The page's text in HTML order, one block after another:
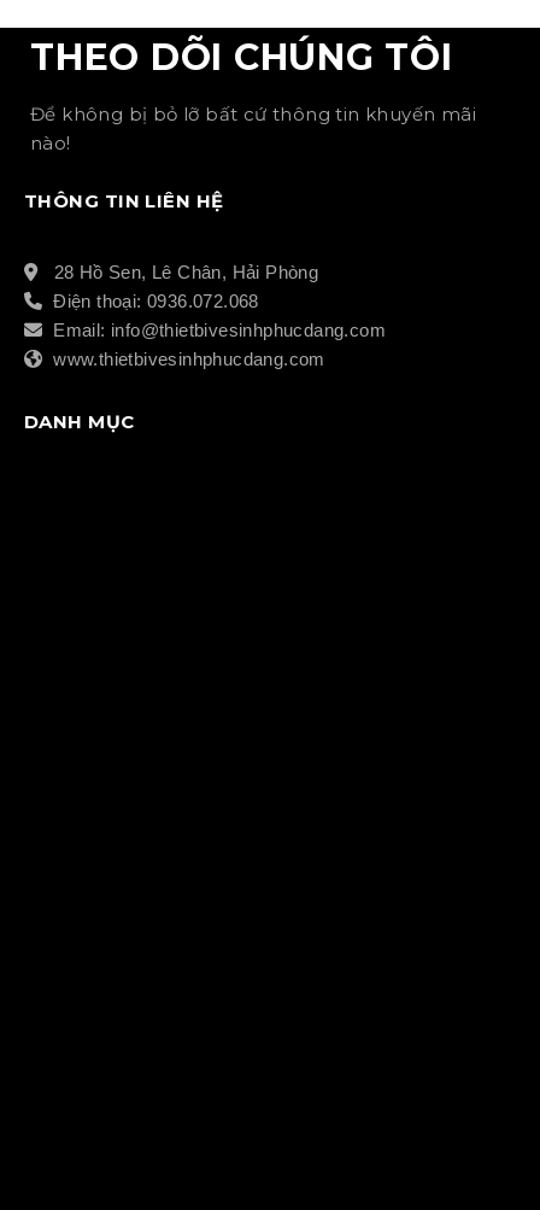
THEO DÕI CHÚNG TÔI
Để không bị bỏ lỡ bất cứ thông tin khuyến mãi
nào!
THÔNG TIN LIÊN HỆ
28 Hồ Sen, Lê Chân, Hải Phòng
Điện thoại: 0936.072.068
Email: info@thietbivesinhphucdang.com
www.thietbivesinhphucdang.com
DANH MỤC